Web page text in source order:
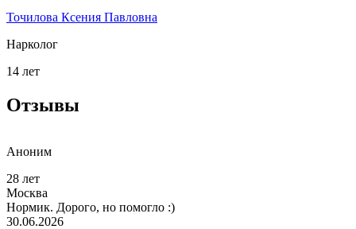
Точилова Ксения Павловна
Нарколог
14 лет
Отзывы
Аноним
28 лет
Москва
Нормик. Дорого, но помогло :)
30.06.2026